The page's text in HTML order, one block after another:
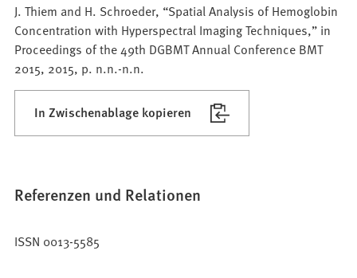
J. Thiem and H. Schroeder, “Spatial Analysis of Hemoglobin
Concentration with Hyperspectral Imaging Techniques,” in
Proceedings of the 49th DGBMT Annual Conference BMT
2015, 2015, p. n.n.-n.n.
In Zwischenablage kopieren
Referenzen und Relationen
ISSN 0013-5585